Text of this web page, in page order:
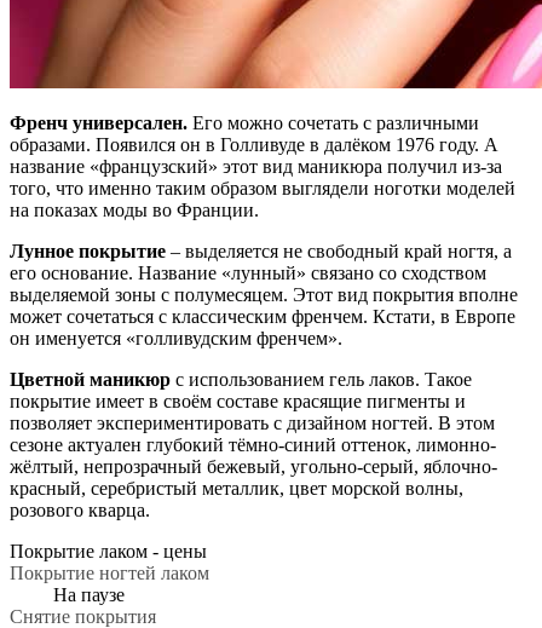
Френч универсален. Его можно сочетать с различными
образами. Появился он в Голливуде в далёком 1976 году. А
название «французский» этот вид маникюра получил из-за
того, что именно таким образом выглядели ноготки моделей
на показах моды во Франции.
Лунное покрытие – выделяется не свободный край ногтя, а
его основание. Название «лунный» связано со сходством
выделяемой зоны с полумесяцем. Этот вид покрытия вполне
может сочетаться с классическим френчем. Кстати, в Европе
он именуется «голливудским френчем».
Цветной маникюр с использованием гель лаков. Такое
покрытие имеет в своём составе красящие пигменты и
позволяет экспериментировать с дизайном ногтей. В этом
сезоне актуален глубокий тёмно-синий оттенок, лимонно-
жёлтый, непрозрачный бежевый, угольно-серый, яблочно-
красный, серебристый металлик, цвет морской волны,
розового кварца.
Покрытие лаком - цены
Покрытие ногтей лаком
На паузе
Снятие покрытия